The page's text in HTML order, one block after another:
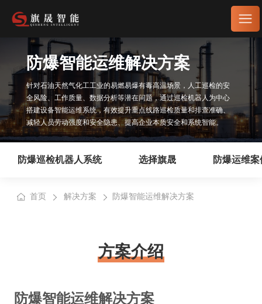
防爆智能运维解决方案
针对石油天然气化工工业的易燃易爆有毒高温场景，人工巡检的安
全风险、工作质量、数据分析等潜在问题，通过巡检机器人为中心
搭建设备智能运维系统，有效提升重点线路巡检质量和排查准确、
减轻人员劳动强度和安全隐患、提高企业本质安全和系统智能。
防爆巡检机器人系统 选择旗晟 防爆运维案
首页 解决方案 防爆智能运维解决方案
方案介绍
防爆智能运维解决方案